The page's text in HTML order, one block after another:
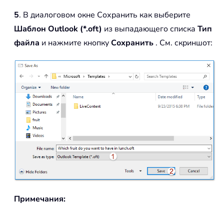
5. В диалоговом окне Сохранить как выберите
Шаблон Outlook (*.oft) из выпадающего списка Тип
файла и нажмите кнопкуСохранить . См. скриншот:
Примечания: